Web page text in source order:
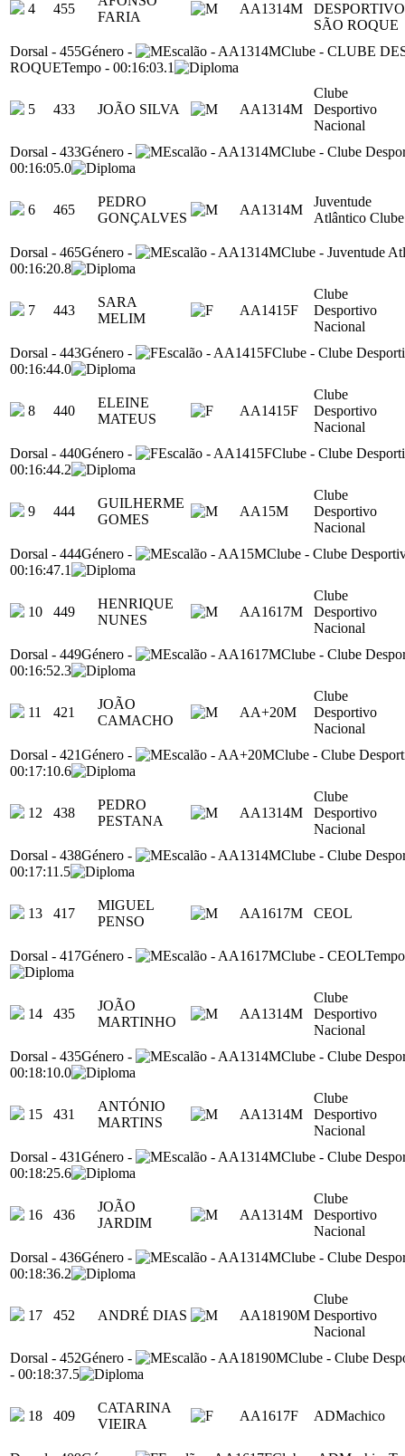
4 455
FARIA
AA1314M
DESPORTIVO
SÃO ROQUE
Dorsal - 455Género - Escalão - AA1314MClube - CLUBE
ROQUETempo - 00:16:03.1
5 433 JOÃO SILVA AA1314M
Clube
Desportivo
Nacional
Dorsal - 433Género - Escalão - AA1314MClube - Clube
00:16:05.0
6 465
PEDRO
GONÇALVES
AA1314M
Juventude
Atlântico Clube
Dorsal - 465Género - Escalão - AA1314MClube - Juventude
00:16:20.8
7 443
SARA
MELIM
AA1415F
Clube
Desportivo
Nacional
Dorsal - 443Género - Escalão - AA1415FClube - Clube
00:16:44.0
8 440
ELEINE
MATEUS
AA1415F
Clube
Desportivo
Nacional
Dorsal - 440Género - Escalão - AA1415FClube - Clube
00:16:44.2
9 444
GUILHERME
GOMES
AA15M
Clube
Desportivo
Nacional
Dorsal - 444Género - Escalão - AA15MClube - Clube
00:16:47.1
10 449
HENRIQUE
NUNES
AA1617M
Clube
Desportivo
Nacional
Dorsal - 449Género - Escalão - AA1617MClube - Clube
00:16:52.3
11 421
JOÃO
CAMACHO
AA+20M
Clube
Desportivo
Nacional
Dorsal - 421Género - Escalão - AA+20MClube - Clube
00:17:10.6
12 438
PEDRO
PESTANA
AA1314M
Clube
Desportivo
Nacional
Dorsal - 438Género - Escalão - AA1314MClube - Clube
00:17:11.5
13 417
MIGUEL
PENSO
AA1617M CEOL
Dorsal - 417Género - Escalão - AA1617MClube - CEOLTempo
14 435
JOÃO
MARTINHO
AA1314M
Clube
Desportivo
Nacional
Dorsal - 435Género - Escalão - AA1314MClube - Clube
00:18:10.0
15 431
ANTÓNIO
MARTINS
AA1314M
Clube
Desportivo
Nacional
Dorsal - 431Género - Escalão - AA1314MClube - Clube
00:18:25.6
16 436
JOÃO
JARDIM
AA1314M
Clube
Desportivo
Nacional
Dorsal - 436Género - Escalão - AA1314MClube - Clube
00:18:36.2
17 452 ANDRÉ DIAS AA18190M
Clube
Desportivo
Nacional
Dorsal - 452Género - Escalão - AA18190MClube - Clube
- 00:18:37.5
18 409
CATARINA
VIEIRA
AA1617F ADMachico